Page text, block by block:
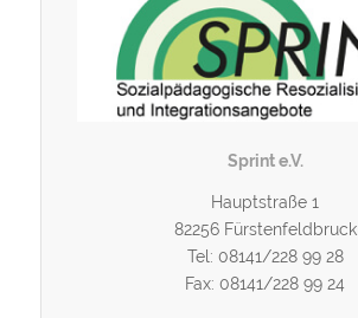
Sprint e.V.
Hauptstraße 1
82256 Fürstenfeldbruck
Tel: 08141/228 99 28
Fax: 08141/228 99 24